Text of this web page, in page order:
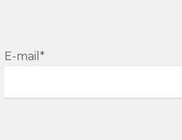
E-mail*